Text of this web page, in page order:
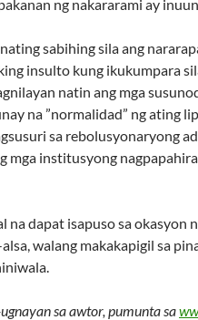
ng nakararami ay
sabihing sila ang
insulto kung ikukumpara
natin ang mga
na ”normalidad” ng ating
sa rebolusyonaryong
mga institusyong
na dapat isapuso sa okasyon
walang makakapigil sa
sa awtor, pumunta sa